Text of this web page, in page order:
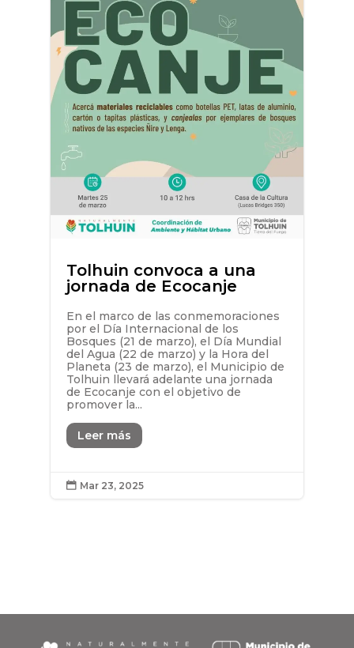
Tolhuin convoca a una
jornada de Ecocanje
En el marco de las conmemoraciones
por el Día Internacional de los
Bosques (21 de marzo), el Día Mundial
del Agua (22 de marzo) y la Hora del
Planeta (23 de marzo), el Municipio de
Tolhuin llevará adelante una jornada
de Ecocanje con el objetivo de
promover la...
Leer más
 Mar 23, 2025